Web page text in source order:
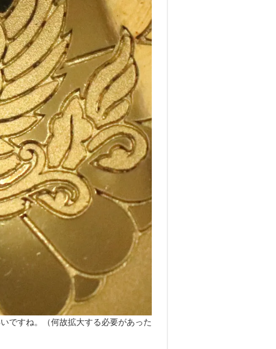
ですね。（何故拡大する必要があった